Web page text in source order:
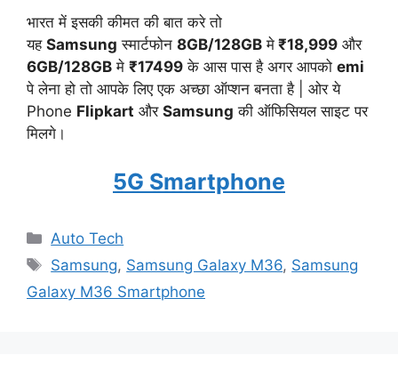
भारत में इसकी कीमत की बात करे तो
यह Samsung स्मार्टफोन 8GB/128GB मे ₹18,999 और
6GB/128GB मे ₹17499 के आस पास है अगर आपको emi
पे लेना हो तो आपके लिए एक अच्छा ऑप्शन बनता है | ओर ये
Phone Flipkart और Samsung की ऑफिसियल साइट पर
मिलगे।
5G Smartphone
Categories
Auto Tech
Tags
Samsung, Samsung Galaxy M36, Samsung
Galaxy M36 Smartphone